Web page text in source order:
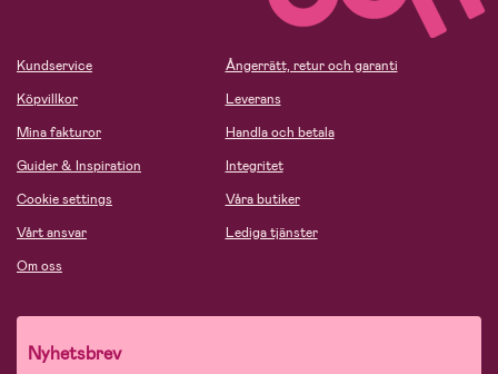
Kundservice
Köpvillkor
Mina fakturor
Guider & Inspiration
Cookie settings
Vårt ansvar
Om oss
Ångerrätt, retur och garanti
Leverans
Handla och betala
Integritet
Våra butiker
Lediga tjänster
Nyhetsbrev